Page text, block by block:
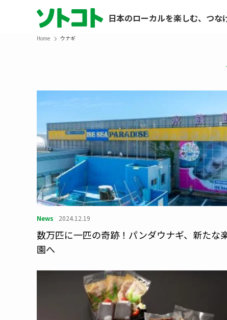
日本のローカルを楽しむ、つな
Home ウナギ
News 2024.12.19
数万匹に一匹の奇跡！パンダウナギ、新たな
園へ